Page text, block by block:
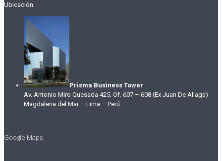
Ubicación
Prisma Business Tower
Av. Antonio Miro Quesada 425. Of. 607 – 608 (Ex Juan De Aliaga)
Magdalena del Mar – Lima – Perú
Google Maps